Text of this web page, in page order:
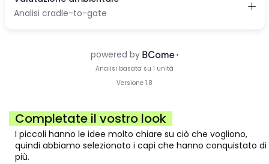
Completate il vostro look
I piccoli hanno le idee molto chiare su ciò che vogliono,
quindi abbiamo selezionato i capi che hanno conquistato di
più.